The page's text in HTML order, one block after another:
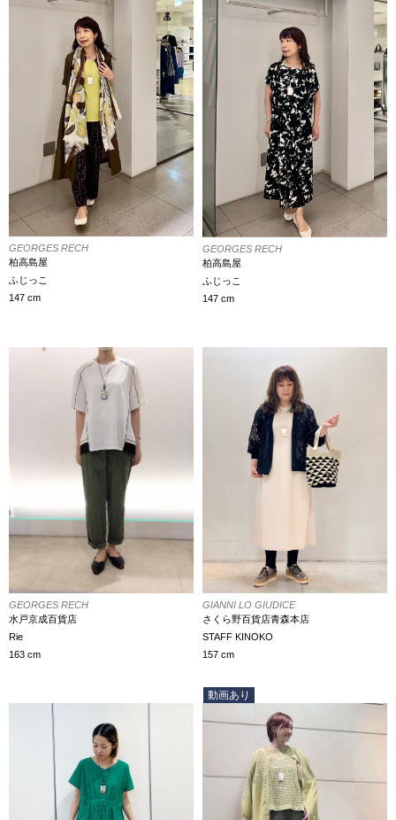
GEORGES RECH
柏高島屋
ふじっこ
147 cm
GEORGES RECH
柏高島屋
ふじっこ
147 cm
GEORGES RECH
水戸京成百貨店
Rie
163 cm
GIANNI LO GIUDICE
さくら野百貨店青森本店
STAFF KINOKO
157 cm
動画あり